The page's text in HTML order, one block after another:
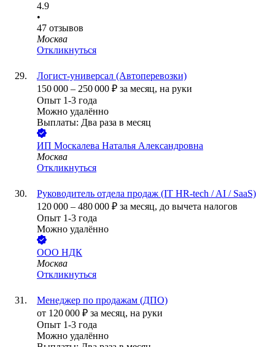
4.9
•
47 отзывов
Москва
Откликнуться
Логист-универсал (Автоперевозки)
150 000 – 250 000 ₽ за месяц, на руки
Опыт 1-3 года
Можно удалённо
Выплаты: Два раза в месяц
ИП Москалева Наталья Александровна
Москва
Откликнуться
Руководитель отдела продаж (IT HR-tech / AI / SaaS)
120 000 – 480 000 ₽ за месяц, до вычета налогов
Опыт 1-3 года
Можно удалённо
ООО НДК
Москва
Откликнуться
Менеджер по продажам (ДПО)
от 120 000 ₽ за месяц, на руки
Опыт 1-3 года
Можно удалённо